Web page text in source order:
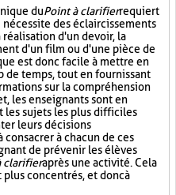
duPoint à clarifierrequiert
des éclaircissements
réalisation d'un devoir, la
d'un film ou d'une pièce de
est donc facile à mettre en
de temps, tout en fournissant
sur la compréhension
les enseignants sont en
les sujets les plus difficiles
leurs décisions
à chacun de ces
de prévenir les élèves
clarifieraprès une activité. Cela
concentrés, et donc à